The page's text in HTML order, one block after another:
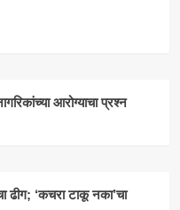
आरोग्याचा प्रश्न
ढीग; ‘कचरा टाकू नका’चा